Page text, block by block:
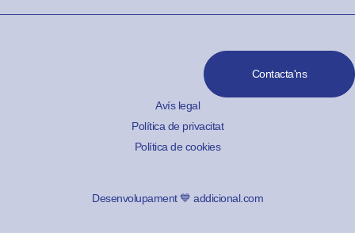
Contacta'ns
Avís legal
Política de privacitat
Política de cookies
Desenvolupament 💙 addicional.com